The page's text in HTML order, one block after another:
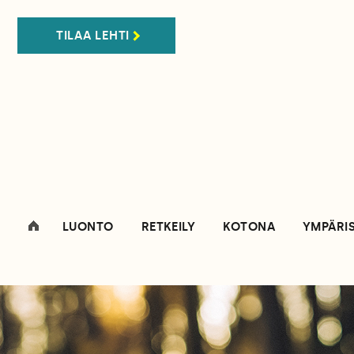
TILAA LEHTI
LUONTO RETKEILY KOTONA